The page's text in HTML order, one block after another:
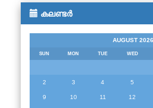
കലണ്ടർ
AUGUST 2026
SUN MON TUE WED
2 3 4 5
9 10 11 12